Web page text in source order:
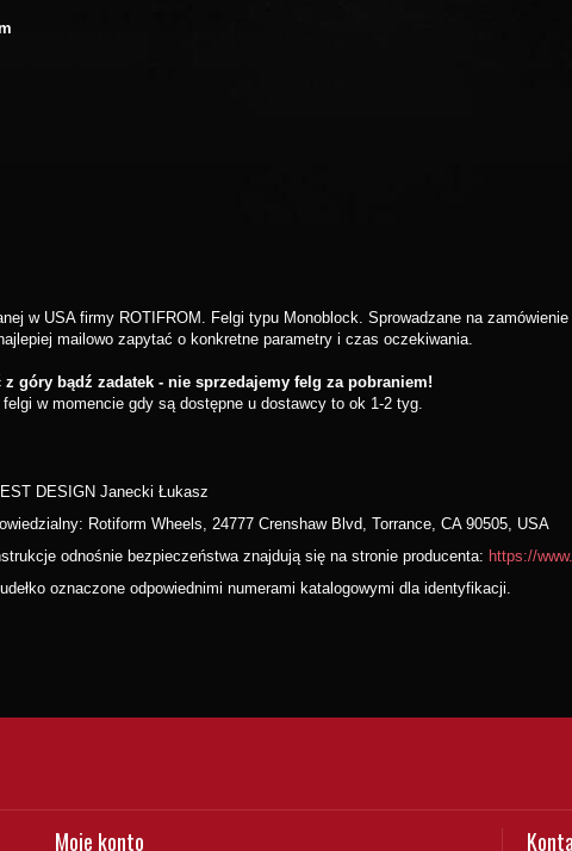
w USA firmy ROTIFROM. Felgi typu Monoblock. Sprowadzane na
mailowo zapytać o konkretne parametry i czas oczekiwania.
z góry bądź zadatek - nie sprzedajemy felg za pobraniem!
w momencie gdy są dostępne u dostawcy to ok 1-2 tyg.
DESIGN Janecki Łukasz
Rotiform Wheels, 24777 Crenshaw Blvd, Torrance, CA 90505, USA
odnośnie bezpieczeństwa znajdują się na stronie producenta: https://
oznaczone odpowiednimi numerami katalogowymi dla identyfikacji.
Moje konto